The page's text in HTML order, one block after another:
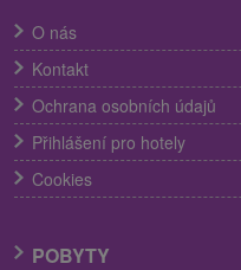
O nás
Kontakt
Ochrana osobních údajů
Přihlášení pro hotely
Cookies
POBYTY